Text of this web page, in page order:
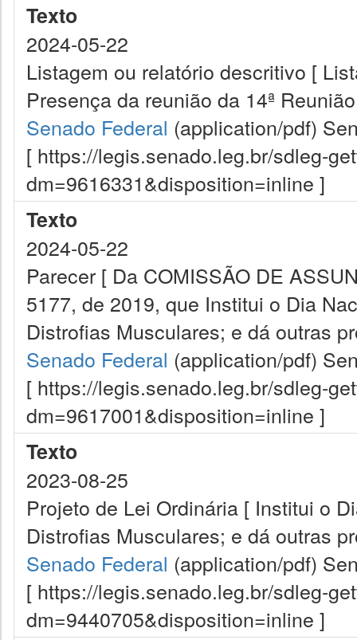
Texto
2024-05-22
Listagem ou relatório descritivo [
Presença da reunião da 14ª
Senado Federal (application/pdf)
[ https://legis.senado.leg.br/sdleg-
dm=9616331&disposition=inline ]
Texto
2024-05-22
Parecer [ Da COMISSÃO DE
5177, de 2019, que Institui o Dia
Distrofias Musculares; e dá outras
Senado Federal (application/pdf)
[ https://legis.senado.leg.br/sdleg-
dm=9617001&disposition=inline ]
Texto
2023-08-25
Projeto de Lei Ordinária [ Institui o
Distrofias Musculares; e dá outras
Senado Federal (application/pdf)
[ https://legis.senado.leg.br/sdleg-
dm=9440705&disposition=inline ]